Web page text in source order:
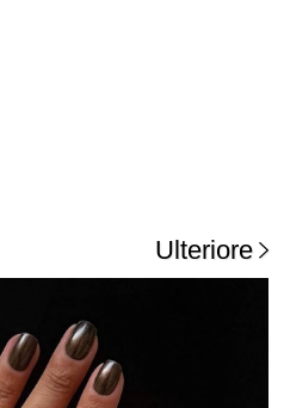
Ulteriore